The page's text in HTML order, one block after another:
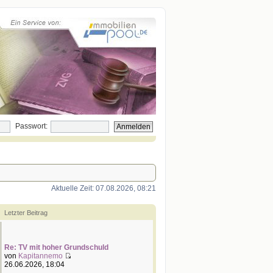
Passwort:
Aktuelle Zeit: 07.08.2026, 08:21
Letzter Beitrag
Re: TV mit hoher Grundschuld
von Kapitannemo
26.06.2026, 18:04